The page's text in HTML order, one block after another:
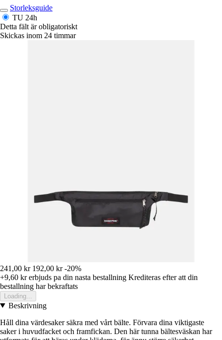
Storleksguide
TU 24h
Detta fält är obligatoriskt
Skickas inom 24 timmar
241,00 kr 192,00 kr -20%
+9,60 krerbjuds pa din nasta bestallning Krediteras efter att din
bestallning har bekraftats
Loading...
Beskrivning
Håll dina värdesaker säkra med vårt bälte. Förvara dina viktigaste
saker i huvudfacket och framfickan. Den här tunna bältesväskan har